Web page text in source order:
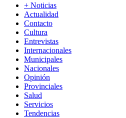
+ Noticias
Actualidad
Contacto
Cultura
Entrevistas
Internacionales
Municipales
Nacionales
Opinión
Provinciales
Salud
Servicios
Tendencias